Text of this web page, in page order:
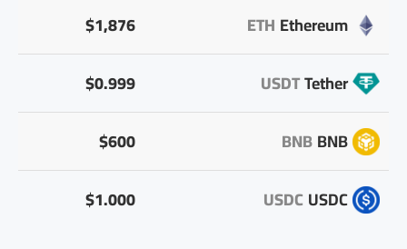
Ethereum
ETH
$1,876
Tether
USDT
$0.999
BNB
BNB
$600
USDC
USDC
$1.000